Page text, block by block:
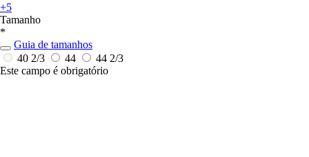
+5
Tamanho
*
Guia de tamanhos
40 2/3
44
44 2/3
Este campo é obrigatório